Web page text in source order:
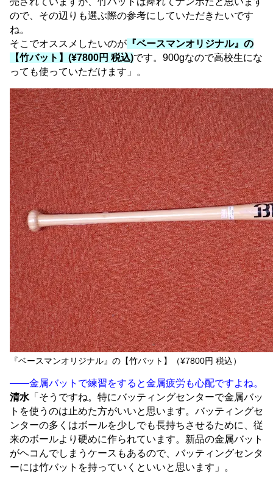
ので、その辺りも選ぶ際の参考にしていただきたいです
ね。
そこでオススメしたいのが 『ベースマンオリジナル』の
【竹バット】(¥7800円 税込)です。900gなので高校生にな
っても使っていただけます」。
『ベースマンオリジナル』の【竹バット】（¥7800円 税込）
――金属バットで練習をすると金属疲労も心配ですよね。
清水「そうですね。特にバッティングセンターで金属バッ
トを使うのは止めた方がいいと思います。バッティングセ
ンターの多くはボールを少しでも長持ちさせるために、従
来のボールより硬めに作られています。新品の金属バット
がヘコんでしまうケースもあるので、バッティングセンタ
ーには竹バットを持っていくといいと思います」。